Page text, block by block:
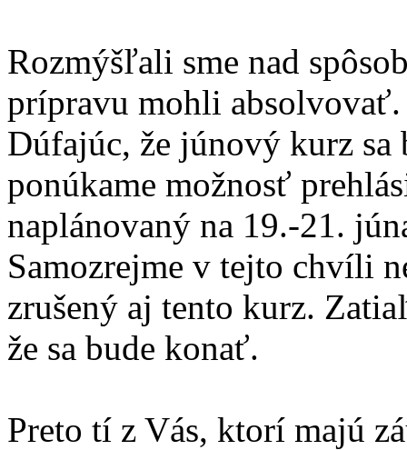
Rozmýšľali sme nad
prípravu mohli absolvovať.
Dúfajúc, že júnový kurz
ponúkame možnosť
naplánovaný na 19.-21.
Samozrejme v tejto chvíli
zrušený aj tento kurz.
že sa bude konať.
Preto tí z Vás, ktorí majú